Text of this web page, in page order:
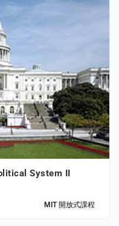
System II
MIT 開放式課程